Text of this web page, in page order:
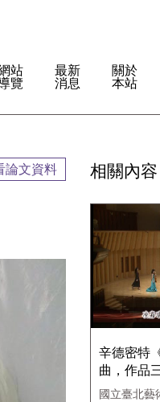
站
覽
最新
消息
關於
本站
論文資料 相關內容
辛德密特
曲，作品
與演奏詮
國立臺北藝